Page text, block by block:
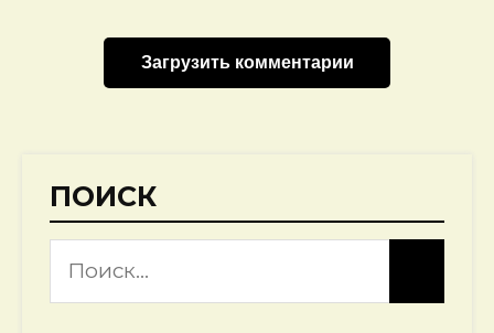
Загрузить комментарии
ПОИСК